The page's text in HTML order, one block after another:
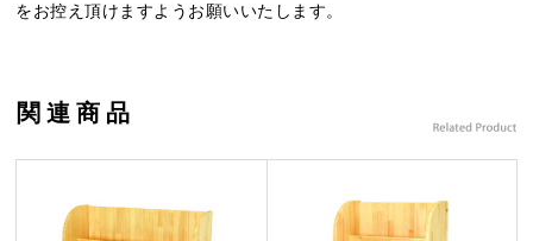
をお控え頂けますようお願いいたします。
関連商品